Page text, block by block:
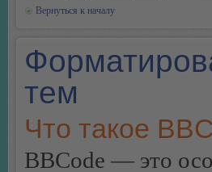
Вернуться к началу
тем
Что такое
BBCode — это